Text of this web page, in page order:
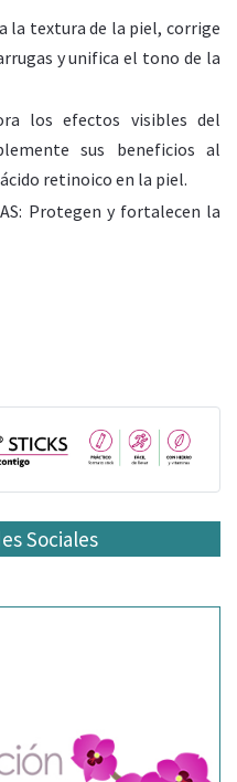
la textura de la piel, corrige
y unifica el tono de la
los efectos visibles del
sus beneficios al
retinoico en la piel.
Protegen y fortalecen la
Sociales